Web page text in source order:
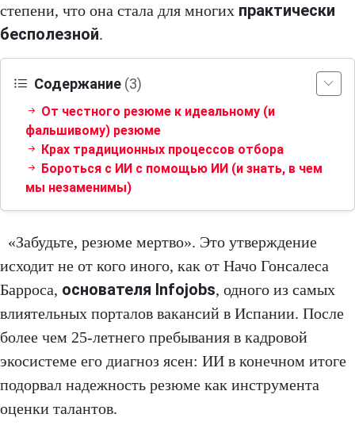
степени, что она стала для многих практически
бесполезной.
Содержание (3)
От честного резюме к идеальному (и
фальшивому) резюме
Крах традиционных процессов отбора
Бороться с ИИ с помощью ИИ (и знать, в чем
мы незаменимы)
«Забудьте, резюме мертво». Это утверждение
исходит не от кого иного, как от Начо Гонсалеса
Барроса, основателя Infojobs, одного из самых
влиятельных порталов вакансий в Испании. После
более чем 25-летнего пребывания в кадровой
экосистеме его диагноз ясен: ИИ в конечном итоге
подорвал надежность резюме как инструмента
оценки талантов.